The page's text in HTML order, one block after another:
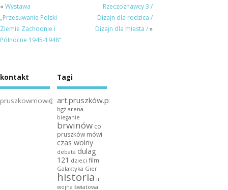
« Wystawa
„Przesuwanie Polski –
Ziemie Zachodnie i
Północne 1945-1948”
Rzeczoznawcy 3 /
Dizajn dla rodzica /
Dizajn dla miasta /»
kontakt
pruszkowmowi@gmail.com
Tagi
art.pruszków.pl
bgż arena
bieganie
brwinów co
pruszków mówi
czas wolny
debata dulag
121 dzieci film
Galaktyka Gier
historia ii
wojna światowa